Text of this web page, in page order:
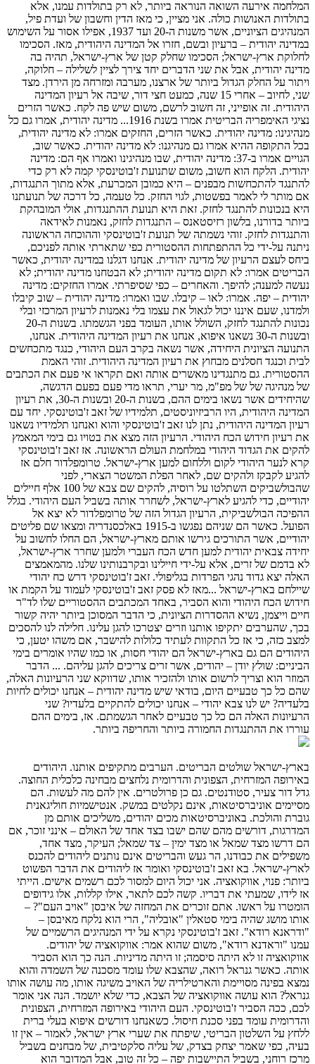
המלחמה אירעה השואה הנוראה ביותר, לא רק בתולדות עמנו, אלא
בתולדות האנושות כולה. אני מציין, כי מאז הדין וחשבון של ועדת פיל,
המנהיגים הציוניים, אשר משנות ה-20 ועד 1937, אפילו אסור על השימוש
במדינה יהודית – ברעיון ובשם, חזרו אל המדינה היהודית, מאז. הסכימו
לחלוקת ארץ-ישראל; הסכימו שחלק קטן של ארץ-ישראל, תהיה בה
מדינה יהודית, אבל את שני הדברים יחד צירך לציין לשלילה – חלוקה,
ויתור על החלק הגדול ביותר של ארצנו, מערבה ומזרחה מן הירדן. מצד
שני, לחיוב – אחרי 15 שנה, כמעט חצי דור, שיבה אל רעיון המדינה
היהודית. זה אופייני, זה חשוב לרשם, משום שיש פה לקח. כאשר הזרים
נציגי האימפריה הבריטית אמרו בשנת 1916... מדינה יהודית, אמרו גם כל
מנהיגינו: מדינה יהודית. כאשר הזרים, החזקים אמרו: לא מדינה יהודית,
בכל התקופה ההיא אמרו גם מנהיגנו: לא מדינה יהודית. כאשר שוב,
הגויים אמרו ב-37: מדינה יהודית, שבו מנהיגינו ואמרו אף הם: מדינה
יהודית. הלקח הוא חשוב, משום שתנועת ז'בוטינסקי קמה לא רק כדי
להתנגד להתכחשות מבפנים – היא כמובן המכרעת, אלא מתוך התנגדות,
אם מותר לי לאמר בפשטות, לגוי החזק. כל טעמה, כל דרכה של תנועתנו
היא בנכונות להתנגד לחזק. זאת היא תנועת ההתנגדות, אולי המובהקת
ביותר בדורנו, בלשון רזיסטאנס – התנגדות לחזק, נאמנות לאידאה
והתנגדות לחזק. זוהי נשמתה של תנועת ז'בוטינסקי וההוכחה הראשונה
ניתנה על-ידי כל ההתפתחות ההסטורית כפי שתארתי אותה לפניכם,
ביחס לעצם הרעיון של מדינה יהודית. אנחנו דגלנו במדינה יהודית, כאשר
הבריטים אמרו: לא תקום מדינה יהודית; לא הבטחנו מדינה יהודית; לא
נעשה למענה; להיפך. והאחרים – כפי שסיפרתי. אמרו החזקים: מדינה
יהודית – יפה. אמרו: לאו – קיבלו. שבו ואמרו: מדינה יהודית – שוב קיבלו
ולמדנו, שעם איננו יכול לגאול את עצמו בלי נאמנות לרעיון המרכזי ובלי
נכונות להתנגד לחזק, השולל אותו, העומד בפני הגשמתו. בשנות ה-20
ובשנות ה-30 נשאנו איפוא, אנחנו את רעיון המדינה היהודית. אנחנו,
התנועה הציונית היחידה, אשר נשאה בקרב העם היהודי, כנגד מתכחשים
לבית וכנגד חסלנים מבחוץ את רעיון המדינה היהודית. זוהי האמת
ההסטורית. גם מתנגדינו מאשרים אותה ואם תקראו אי פעם את הכתבים
של מנהיגה של של מפ"מ, מר יערי, תראו מדי פעם בפעם הדגשה,
שהיחידים אשר נשאו בימים ההם, בשנות ה-20 ובשנות ה-30, את רעיון
המדינה היהודית, היו הרביזיוניסטים, תלמידיו של זאב ז'בוטינסקי. יחד עם
רעיון המדינה היהודית, נתן לנו זאב ז'בוטינסקי והוא ואנחנו תלמידיו נשאנו
את רעיון חידוש הכח היהודי. הרעיון הזה מצא את בטויו גם בימי המאמץ
להקים את הגדוד היהודי במלחמת העולם הראשונה. אז זאב ז'בוטינסקי
קרא לנער היהודי לקום וללחום למען ארץ-ישראל. טרומפלדור חלם אז
להגיע לקבקז ולהקים שם, לאחר הפלת המשטר הצארי, לפני
שהבולשביקים השתלטו על רוסיה, להקים שם צבא של 100 אלף חיילים
יהודיים, כדי להגיע לארץ-ישראל, לשחרר אותה בשביל העם היהודי. בגלל
ההפיכה הבולשביקית, הרעיון הגדול הזה של טרומפלדור לא יצא אל
הפועל. כאשר הם שניהם נפגשו ב-1915 באלכסנדריה ומצאו שם פליטים
יהודיים, אשר התורכים גירשו אותם מארץ-ישראל, הם החלו לחשוב על
יחידה צבאית יהודית למען חדש הכח העברי ולמען שחרר ארץ-ישראל,
לא בדמם של זרים, אלא על-ידי חיילינו ובקרבנותינו שלנו. מהמאמצים
האלה יצא גדוד נהגי הפרדות בגליפולי. זאב ז'בוטינסקי דרש כח יהודי
שיילחם בארץ-ישראל ...מאז לא פסק זאב ז'בוטינסקי לעמוד על הקמת או
חידוש הכח היהודי והוא הסביר, באחד המכתבים ההסטוריים שלו לד"ר
חיים וייצמן, נשיא ההסדרות הציונית, כי הדבר המסוכן ביותר יהיה קשור
בכך, שהערבים יתקיפו אותנו וזרים יצטרכו להגן עלינו. חלילה לנו להסכים
למצב כזה, כי אז כל התקוות לעתיד כלולות להישבר, אם משהו יטען, כי
היהודים הם גם בארץ-ישראל הם יהודי חסות, או כמו שהיו אומרים בימי
הביניים: שולץ יודן – יהודים, אשר זרים צריכים להגן עליהם. ... הדבר
המוזר הוא וצריך לרשום אותו ולהזכיר אותו, שדווקא שני הרעיונות האלה,
שהם כל כך טבעיים היום, בודאי שיש מדינה יהודית – אנחנו יכולים לחיות
בלעדיה? יש לנו צבא יהודי – אנחנו יכולים להתקיים בלעדיו? שני
הרעיונות האלה הם כל כך טבעיים לאחר הגשמתם. אז, בימים ההם
עוררו את ההתנגדות החמורה ביותר והחריפה ביותר.
בארץ-ישראל שולטים הבריטים. הערבים מתקיפים אותנו. היהודים
באירופה המזרחית, הצפונית והדרומית נלחצים מבחינה כלכלית החוצה.
גדל דור צעיר, סטודנטים. גם כן פרולטרים. אין להם מה לעשות. הם
מסיימים אוניברסיטאות, אינם נקלטים במשק. אנטישמיות חוליגאנית
גוברת והולכת. באוניברסיטאות מכים יהודים, משליכים אותם מן
המדרגות, דורשים מהם שהם ישבו בצד אחד של האולם – אינני זוכר, אם
הם דרשו מצד שמאל או מצד ימין – צד שמאל; העיקר, מצד אחד,
משפילים את כבודנו, הר געש והבריטים אינם נותנים ליהודים להכנס
לארץ-ישראל. בא זאב ז'בוטינסקי ואומר אז ליהודים את הדבר הפשוט
ביותר: פנוי, אווקואציה. אני יכול היום למסור לכם רשמים אישים. הייתי
אז לידו, שמעתי את דבריו. קשה לכם לתאר, אילו קללות, אלו גידופים
הומטרו על ראשו. אתם זוכרים את המחזה של איבסן "אויב העם"? –
אותו מושג שהיה בימי סטאלין "אובליה", הרי הוא נלקח מאיבסן –
"ודראנא רודא". זאב ז'בוטינסקי נקרא על ידי המנהיגים הרשמיים של
עמנו "וראדנא רודא", משום שהוא אמר: אווקואציה של יהודים.
אווקואציה זו לא היתה סיסמה; זו היתה מדיניות. הנה כך הוא הסביר
אותה. כאשר גנראל רואה, שהצבא שלו עומד מסכנה של השמדה והוא
נמצא בפינה מסויימת והארטילריה של האויב משיגה אותו, מה עושה אותו
גנראל? הוא עושה אווקואציה של הצבא, כדי שלא יושמד. הנה אני אומר
לכם, ככה הסביר ז'בוטינסקי. העם היהודי באירופה המזרחית, הצפונית
והדרומית עומד בפני סכנת חיסול. כשאנחנו דורשים איפוא בעלי ברית
ללחץ על השלטון הבריטי, שיפתח את שערי ארץ ישראל, לאמור – אין זו
בעיה, כפי שאמר יצחק בצדק, של עליה סלקטיבית, של מבחנים בשביל
מרכז רוחני, בשביל התיישבות יפה – כל זה טוב, אבל המדובר הוא